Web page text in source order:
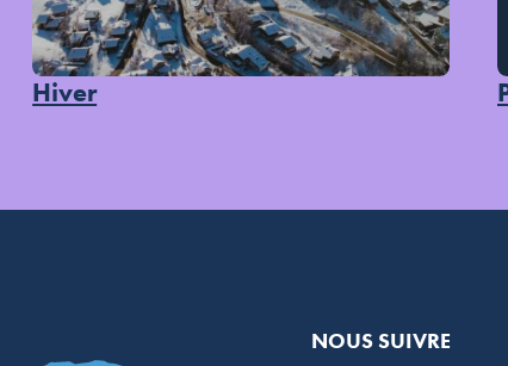
Hiver
NOUS SUIVRE